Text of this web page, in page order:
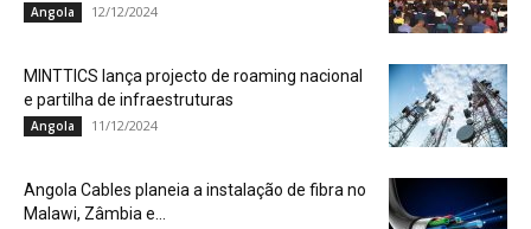
Angola 12/12/2024
MINTTICS lança projecto de roaming nacional
e partilha de infraestruturas
Angola 11/12/2024
Angola Cables planeia a instalação de fibra no
Malawi, Zâmbia e...